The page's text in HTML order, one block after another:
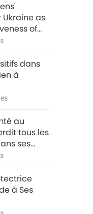
as
of
dans
à
au
tous les
ses
à Ses